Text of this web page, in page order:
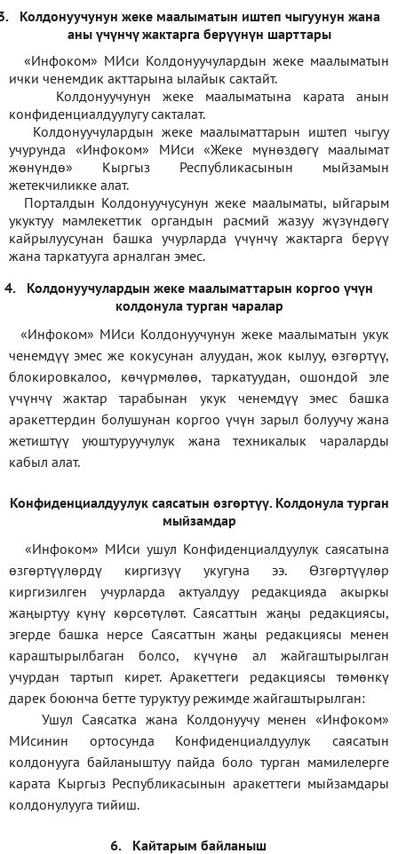
Колдонуучунун жеке маалыматын иштеп чыгуунун жана
аны үчүнчү жактарга берүүнүн шарттары
«Инфоком» МИси Колдонуучулардын жеке маалыматын
ички ченемдик акттарына ылайык сактайт.
Колдонуучунун жеке маалыматына карата анын
конфиденциалдуулугу сакталат.
Колдонуучулардын жеке маалыматтарын иштеп чыгуу
учурунда «Инфоком» МИси«Жеке мүнөздөгү маалымат
жөнүндө» Кыргыз Республикасынын мыйзамын
жетекчиликке алат.
Порталдын Колдонуучусунун жеке маалыматы, ыйгарым
укуктуу мамлекеттик органдын расмий жазуу жүзүндөгү
кайрылуусунан башка учурларда үчүнчү жактарга берүү
жана таркатууга арналган эмес.
4.
Колдонуучулардын жеке маалыматтарын коргоо үчүн
колдонула турган чаралар
«Инфоком» МИси Колдонуучунун жеке маалыматын укук
ченемдүү эмес же кокусунан алуудан, жок кылуу, өзгөртүү,
блокировкалоо, көчүрмөлөө, таркатуудан, ошондой эле
үчүнчү жактар тарабынан укук ченемдүү эмес башка
аракеттердин болушунан коргоо үчүн зарыл болуучу жана
жетиштүү уюштуруучулук жана техникалык чараларды
кабыл алат.
Конфиденциалдуулук саясатын өзгөртүү. Колдонула турган
мыйзамдар
«Инфоком» МИси ушул Конфиденциалдуулук саясатына
өзгөртүүлөрдү киргизүү укугуна ээ. Өзгөртүүлөр
киргизилген учурларда актуалдуу редакцияда акыркы
жаңыртуу күнү көрсөтүлөт. Саясаттын жаңы редакциясы,
эгерде башка нерсе Саясаттын жаңы редакциясы менен
караштырылбаган болсо, күчүнө ал жайгаштырылган
учурдан тартып кирет. Аракеттеги редакциясы төмөнкү
дарек боюнча бетте туруктуу режимде жайгаштырылган:
Ушул Саясатка жана Колдонуучу менен «Инфоком»
МИсинин ортосунда Конфиденциалдуулук саясатын
колдонууга байланыштуу пайда боло турган мамилелерге
карата Кыргыз Республикасынын аракеттеги мыйзамдары
колдонулууга тийиш.
6. Кайтарым байланыш